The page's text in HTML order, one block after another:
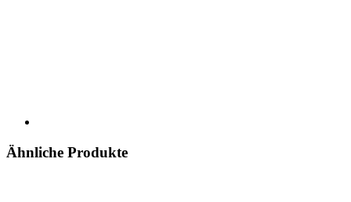
Ähnliche Produkte